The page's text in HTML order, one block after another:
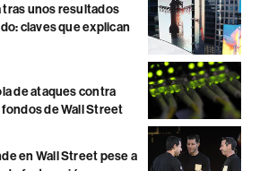
tras unos resultados
claves que explican
de ataques contra
de Wall Street
en Wall Street pese a